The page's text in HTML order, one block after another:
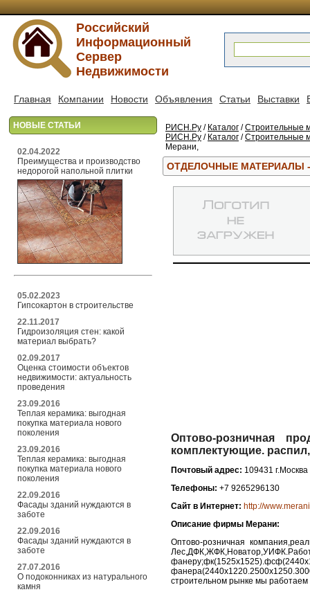
Российский
Информационный
Сервер
Недвижимости
Главная Компании Новости Объявления Статьи Выставки
НОВЫЕ СТАТЬИ
02.04.2022
Преимущества и производство
недорогой напольной плитки
05.02.2023
Гипсокартон в строительстве
22.11.2017
Гидроизоляция стен: какой
материал выбрать?
02.09.2017
Оценка стоимости объектов
недвижимости: актуальность
проведения
23.09.2016
Теплая керамика: выгодная
покупка материала нового
поколения
23.09.2016
Теплая керамика: выгодная
покупка материала нового
поколения
22.09.2016
Фасады зданий нуждаются в
заботе
22.09.2016
Фасады зданий нуждаются в
заботе
27.07.2016
О подоконниках из натурального
камня
РИСН.Ру / Каталог /Строительные
РИСН.Ру / Каталог /Строительные
Мерани,
ОТДЕЛОЧНЫЕ МАТЕРИАЛЫ
Оптово-розничная
комплектующие. распил,
Почтовый адрес: 109431
Телефоны: +7 9265296130
Сайт в Интернет: http://
Описание фирмы Мерани:
Оптово-розничная
строительном рынке мы